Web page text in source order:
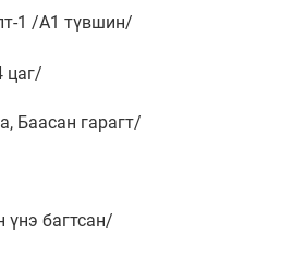
1 /A1 түвшин/
цаг/
Баасан гарагт/
үнэ багтсан/